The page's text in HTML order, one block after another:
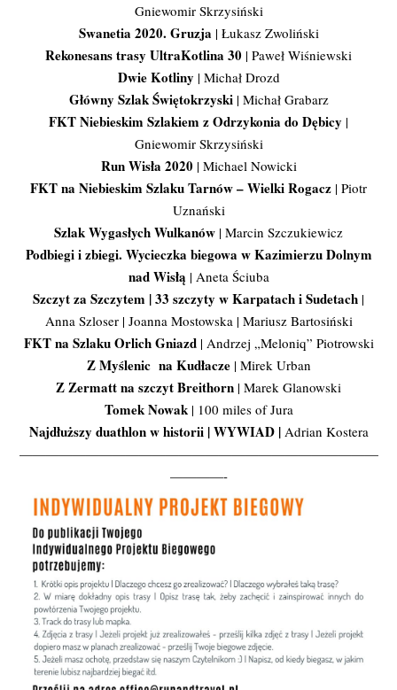
Gniewomir Skrzysiński
Swanetia 2020. Gruzja | Łukasz Zwoliński
Rekonesans trasy UltraKotlina 30 | Paweł Wiśniewski
Dwie Kotliny | Michał Drozd
Główny Szlak Świętokrzyski | Michał Grabarz
FKT Niebieskim Szlakiem z Odrzykonia do Dębicy |
Gniewomir Skrzysiński
Run Wisła 2020| Michael Nowicki
FKT na Niebieskim Szlaku Tarnów – Wielki Rogacz | Piotr
Uznański
Szlak Wygasłych Wulkanów | Marcin Szczukiewicz
Podbiegi i zbiegi. Wycieczka biegowa w Kazimierzu Dolnym
nad Wisłą | Aneta Ściuba
Szczyt za Szczytem | 33 szczyty w Karpatach i Sudetach |
Anna Szloser | Joanna Mostowska | Mariusz Bartosiński
FKT na Szlaku Orlich Gniazd | Andrzej „Meloniq” Piotrowski
Z Myślenic na Kudłacze| Mirek Urban
Z Zermatt na szczyt Breithorn | Marek Glanowski
Tomek Nowak| 100 miles of Jura
Najdłuższy duathlon w historii | WYWIAD | Adrian Kostera
———————————————————————————
————-